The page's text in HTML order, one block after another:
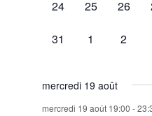
0
24
0
25
0
26
0
31
0
1
0
2
mercredi 19 août
mercredi 19 août 19:00 -